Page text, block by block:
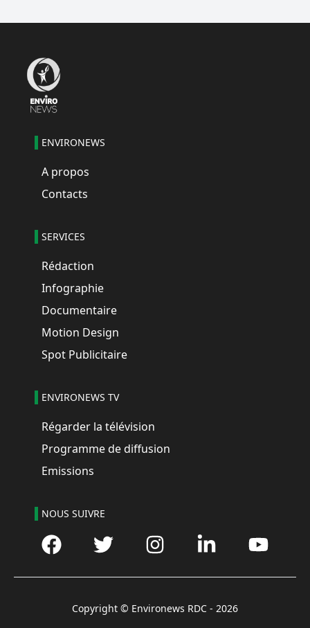
ENVIRONEWS
A propos
Contacts
SERVICES
Rédaction
Infographie
Documentaire
Motion Design
Spot Publicitaire
ENVIRONEWS TV
Régarder la télévision
Programme de diffusion
Emissions
NOUS SUIVRE
Copyright © Environews RDC - 2026